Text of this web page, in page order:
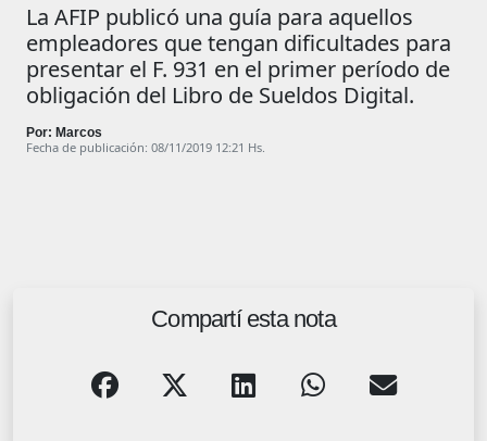
La AFIP publicó una guía para aquellos
empleadores que tengan dificultades para
presentar el F. 931 en el primer período de
obligación del Libro de Sueldos Digital.
Por: Marcos
Fecha de publicación: 08/11/2019 12:21 Hs.
Compartí esta nota